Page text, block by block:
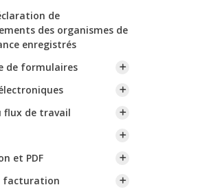
de
des organismes de
enregistrés
de formulaires
flux de travail
et PDF
facturation